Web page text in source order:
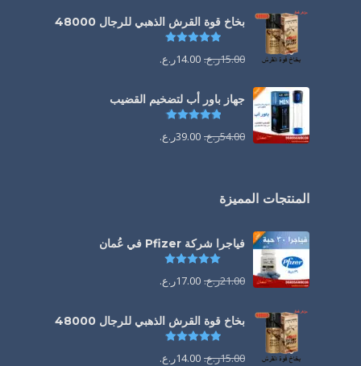
بخاخ قوة القرش الذهبي للرجال 48000
تم التقييم
15.00ر.ع. 14.00ر.ع.
جهاز باور أب لتضخيم القضيب
تم التقييم
54.00ر.ع. 39.00ر.ع.
المنتجات المميزة
فياجرا شركة Pfizer في عُمان
21.00ر.ع. 17.00ر.ع.
بخاخ قوة القرش الذهبي للرجال 48000
تم التقييم
15.00ر.ع. 14.00ر.ع.